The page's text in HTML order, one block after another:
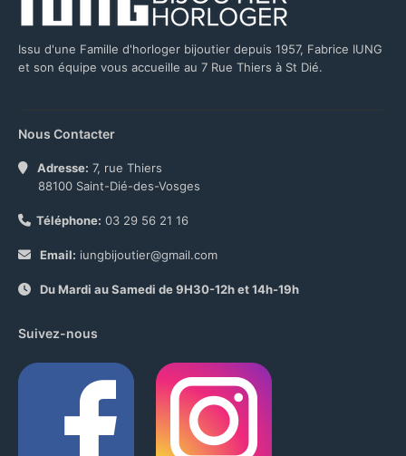
Issu d'une Famille d'horloger bijoutier depuis 1957, Fabrice IUNG
et son équipe vous accueille au 7 Rue Thiers à St Dié.
Nous Contacter
Adresse: 7, rue Thiers
88100 Saint-Dié-des-Vosges
Téléphone: 03 29 56 21 16
Email: iungbijoutier@gmail.com
Du Mardi au Samedi de 9H30-12h et 14h-19h
Suivez-nous